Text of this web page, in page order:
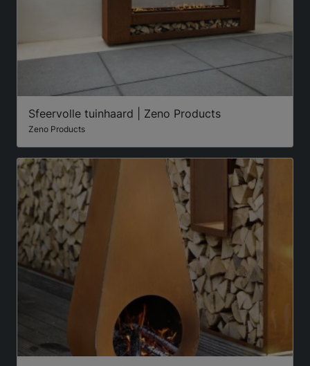
Sfeervolle tuinhaard | Zeno Products
Zeno Products